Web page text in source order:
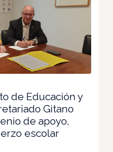
de Educación y
Gitano
de apoyo,
escolar